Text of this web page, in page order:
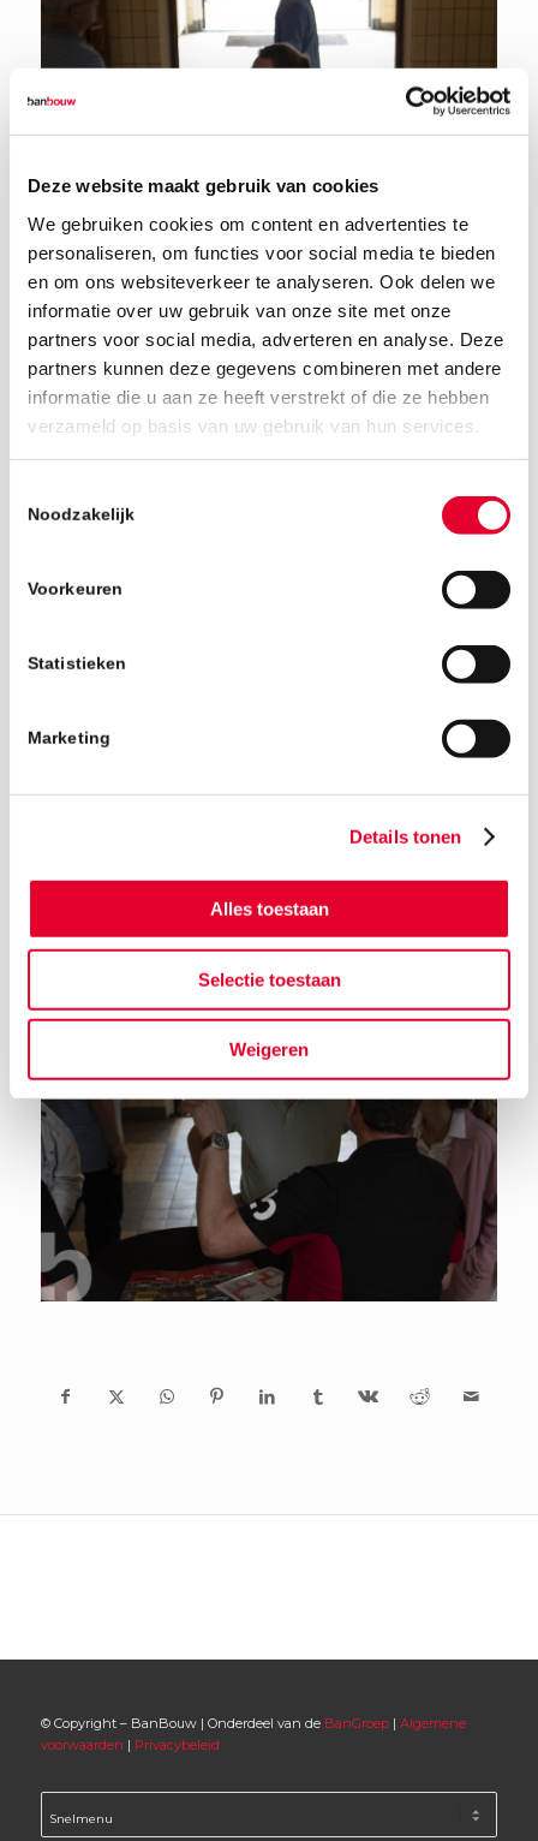
Deze website maakt gebruik van cookies
We gebruiken cookies om content en advertenties te
personaliseren, om functies voor social media te bieden
en om ons websiteverkeer te analyseren. Ook delen we
informatie over uw gebruik van onze site met onze
partners voor social media, adverteren en analyse. Deze
partners kunnen deze gegevens combineren met andere
informatie die u aan ze heeft verstrekt of die ze hebben
verzameld op basis van uw gebruik van hun services.
Noodzakelijk
Voorkeuren
Statistieken
Marketing
Details tonen
Alles toestaan
Selectie toestaan
Weigeren
19 juni 2019
© Copyright – BanBouw | Onderdeel van de BanGroep| Algemene
voorwaarden | Privacybeleid